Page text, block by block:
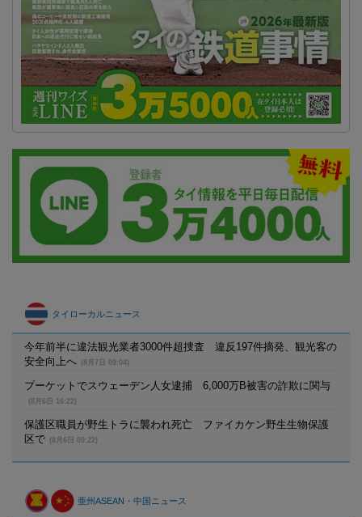
タイローカルニュース
今年前半に違法観光業者3000件超捜査 違反197件摘発、観光客の
安全向上へ
(8月7日 09:04)
プーケットでスウェーデン人女逮捕 6,000万B被害の詐欺に関与
(8月6日 16:22)
保護区職員が野生トラに襲われ死亡 ファイカケン野生生物保護
区で
(8月6日 09:22)
亜州ASEAN・中国ニュース